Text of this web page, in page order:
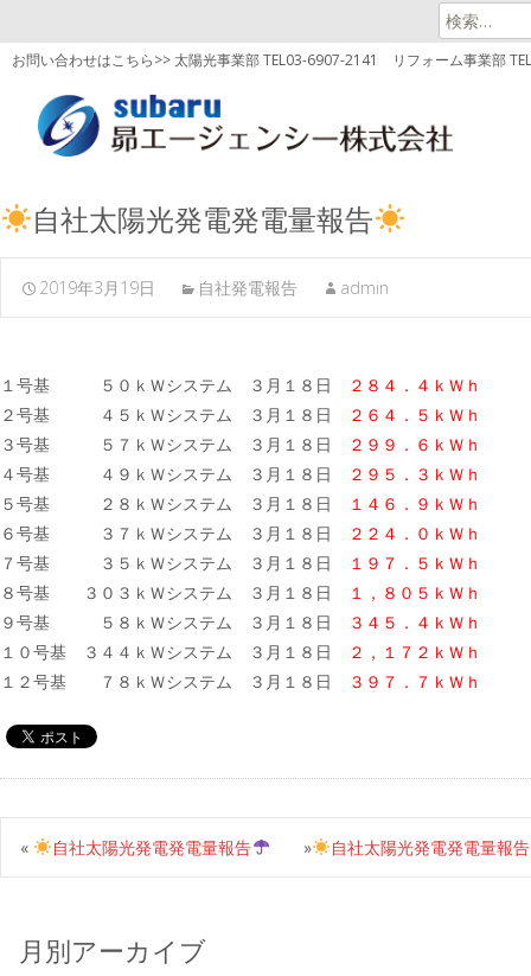
検
索:
お問い合わせはこちら>> 太陽光事業部 TEL03-6907-2141 リフォーム事業部
自社太陽光発電発電量報告
2019年3月19日 自社発電報告 admin
１号基 ５０ｋＷシステム ３月１８日
２８４．４ｋＷｈ
２号基 ４５ｋＷシステム ３月１８日
２６４．５ｋＷｈ
３号基 ５７ｋＷシステム ３月１８日
２９９．６ｋＷｈ
４号基 ４９ｋＷシステム ３月１８日
２９５．３ｋＷｈ
５号基 ２８ｋＷシステム ３月１８日
１４６．９ｋＷｈ
６号基 ３７ｋＷシステム ３月１８日
２２４．０ｋＷｈ
７号基 ３５ｋＷシステム ３月１８日
１９７．５ｋＷｈ
８号基 ３０３ｋＷシステム ３月１８日
１，８０５ｋＷｈ
９号基 ５８ｋＷシステム ３月１８日
３４５．４ｋＷｈ
１０号基 ３４４ｋＷシステム ３月１８日
２，１７２ｋＷｈ
１２号基 ７８ｋＷシステム ３月１８日
３９７．７ｋＷｈ
« 自社太陽光発電発電量報告 自社太陽光発電発電量報告
»
月別アーカイブ